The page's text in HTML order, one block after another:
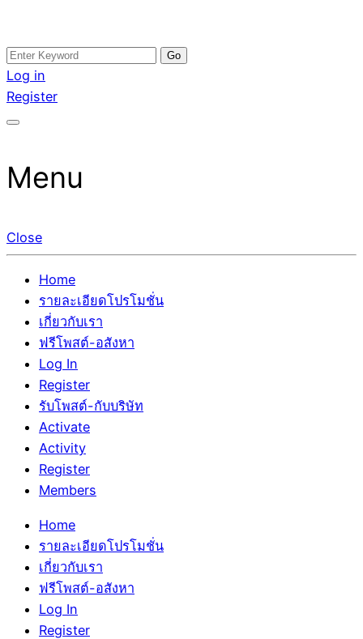
Skip
to
content
อสังหาโพสต์ รีวิวเยอะ รับจ้างโพสต์ขายบ้าน รับจ้างโพสต์อสัง
หา แตกต่างอย่างตั้งใจ รับรองผล อันดับ1 การโพสต์ขายอสังหา
กับทีมงานบริษัท บ้าน ที่ดิน คอนโด ติดGoogleหน้าแรกได้จริงๆ
รับจ้างโพสอสังหา ขายบ้าน อสังหาโพสต์ เชื่อถือได้จริง รับ
โพสต์ ที่ดิน กับทีมงานบริษัท ถูกและดีที่สุด ไม่มีค่านายหน้า
ขายได้จริงๆ ช่วยสร้างโอกาสในการขายได้มากกว่า ที่เดียว ที่
Search
for:
Log in
Register
Menu
Close
Home
รายละเอียดโปรโมชั่น
เกี่ยวกับเรา
ฟรีโพสต์-อสังหา
Log In
Register
รับโพสต์-กับบริษัท
Activate
Activity
Register
Members
Home
รายละเอียดโปรโมชั่น
เกี่ยวกับเรา
ฟรีโพสต์-อสังหา
Log In
Register